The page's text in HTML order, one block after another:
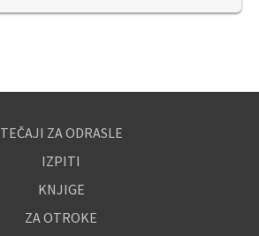
TEČAJI ZA ODRASLE
IZPITI
KNJIGE
ZA OTROKE